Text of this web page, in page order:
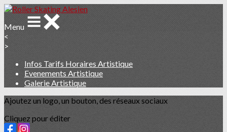
Menu
<
>
Infos Tarifs Horaires Artistique
Evenements Artistique
Galerie Artistique
Ajoutez un logo, un bouton, des réseaux sociaux
Cliquez pour éditer